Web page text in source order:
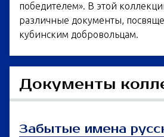
победителем». В этой
различные документы,
кубинским добровольцам.
Документы
Забытые имена